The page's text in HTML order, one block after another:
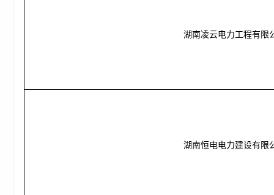
湖南凌云电力工程有限
湖南恒电电力建设有限